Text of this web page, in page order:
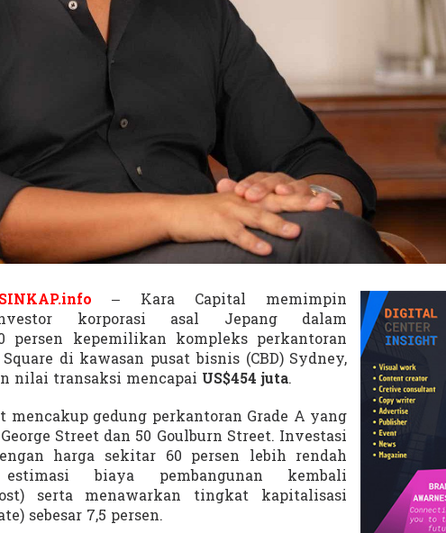
4
J
t
a
K
a
r
a
C
a
i
t
a
l
i
m
p
SINKAP.info – Kara Capital memimpin
korporasi asal Jepang dalam
persen kepemilikan kompleks perkantoran
di kawasan pusat bisnis (CBD) Sydney,
nilai transaksi mencapai US$454 juta.
mencakup gedung perkantoran Grade A yang
Street dan 50 Goulburn Street. Investasi
harga sekitar 60 persen lebih rendah
estimasi biaya pembangunan kembali
serta menawarkan tingkat kapitalisasi
sebesar 7,5 persen.